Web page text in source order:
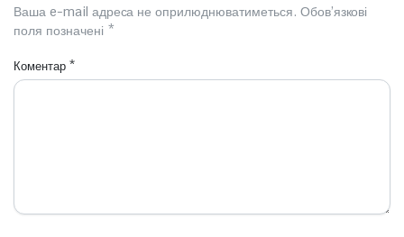
Ваша e-mail адреса не оприлюднюватиметься. Обов’язкові
поля позначені *
Коментар *